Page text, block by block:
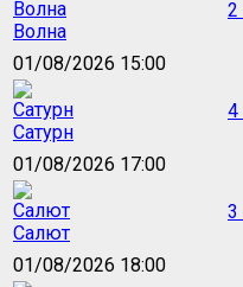
Волна
2
01/08/2026 15:00
Сатурн
4
01/08/2026 17:00
Салют
3
01/08/2026 18:00